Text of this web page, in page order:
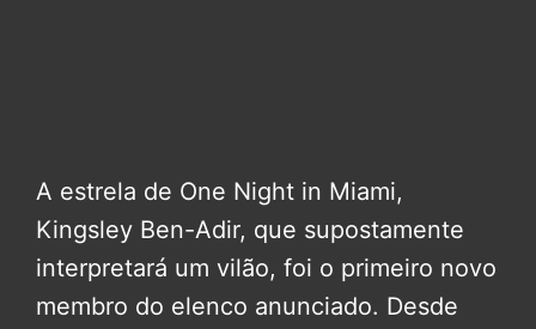
A estrela de One Night in Miami,
Kingsley Ben-Adir, que supostamente
interpretará um vilão, foi o primeiro novo
membro do elenco anunciado. Desde